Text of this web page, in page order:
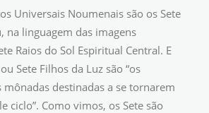
Universais Noumenais são os Sete
na linguagem das imagens
Raios do Sol Espiritual Central. E
ou Sete Filhos da Luz são “os
mônadas destinadas a se tornarem
ciclo”. Como vimos, os Sete são